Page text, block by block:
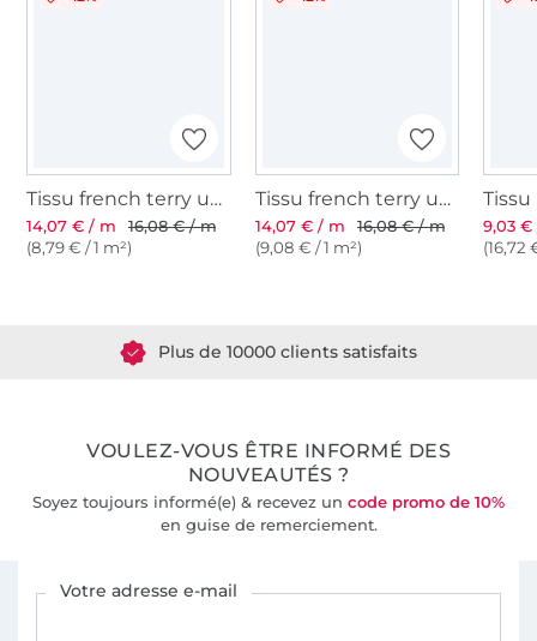
Tissu french terry uni, marron clair
14,07 € / m
16,08 € / m
(8,79 € / 1 m²)
Tissu french terry uni gratté, marron beige
14,07 € / m
16,08 € / m
(9,08 € / 1 m²)
9,03
(16,72
VOULEZ-VOUS ÊTRE INFORMÉ DES
NOUVEAUTÉS ?
Soyez toujours informé(e) & recevez un code promo de 10%
en guise de remerciement.
Votre adresse e-mail